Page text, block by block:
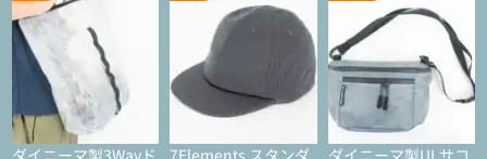
ダイニーマ製3Wayド 7Elements スタンダ ダイニーマ製ULサコ